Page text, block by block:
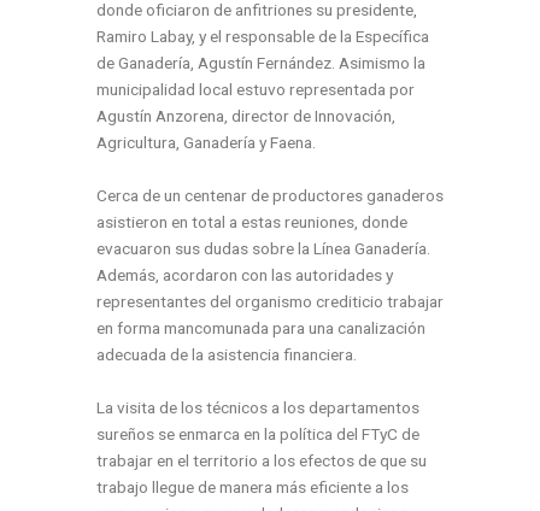
donde oficiaron de anfitriones su presidente,
Ramiro Labay, y el responsable de la Específica
de Ganadería, Agustín Fernández. Asimismo la
municipalidad local estuvo representada por
Agustín Anzorena, director de Innovación,
Agricultura, Ganadería y Faena.
Cerca de un centenar de productores ganaderos
asistieron en total a estas reuniones, donde
evacuaron sus dudas sobre la Línea Ganadería.
Además, acordaron con las autoridades y
representantes del organismo crediticio trabajar
en forma mancomunada para una canalización
adecuada de la asistencia financiera.
La visita de los técnicos a los departamentos
sureños se enmarca en la política del FTyC de
trabajar en el territorio a los efectos de que su
trabajo llegue de manera más eficiente a los